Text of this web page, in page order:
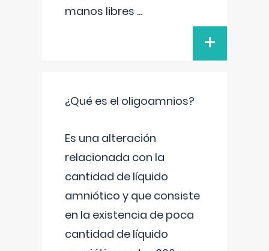
manos libres ...
+
¿Qué es el oligoamnios?
Es una alteración
relacionada con la
cantidad de líquido
amniótico y que consiste
en la existencia de poca
cantidad de líquido